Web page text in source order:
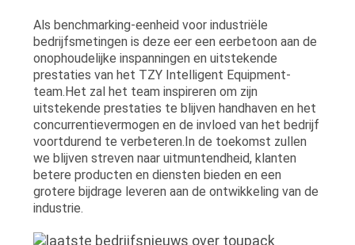
Als benchmarking-eenheid voor industriële
bedrijfsmetingen is deze eer een eerbetoon aan de
onophoudelijke inspanningen en uitstekende
prestaties van het TZY Intelligent Equipment-
team.Het zal het team inspireren om zijn
uitstekende prestaties te blijven handhaven en het
concurrentievermogen en de invloed van het bedrijf
voortdurend te verbeteren.In de toekomst zullen
we blijven streven naar uitmuntendheid, klanten
betere producten en diensten bieden en een
grotere bijdrage leveren aan de ontwikkeling van de
industrie.